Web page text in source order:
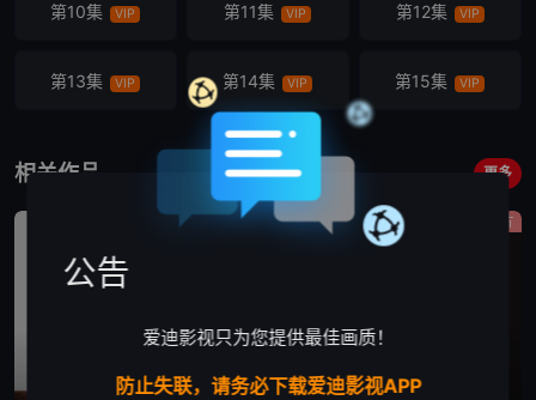
10、斯大林格勒，1942年6月-1943年1月
12、苏联红星，
1941-1943
13、旋风轰炸德国，1939年9...
第10集 VIP 第11集 VIP 第12集 VIP
第13集 VIP 第14集 VIP 第15集 VIP
第17集
第20集 VIP 第21集
第22集 VIP
相关作品 更多
纪录片 纪录片
公告
爱迪影视只为您提供最佳画质！
防止失联，请务必下载爱迪影视APP